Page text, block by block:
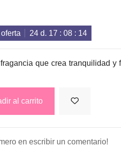
24d. 17 : 08: 14
que crea tranquilidad y
al carrito
en escribir un comentario!